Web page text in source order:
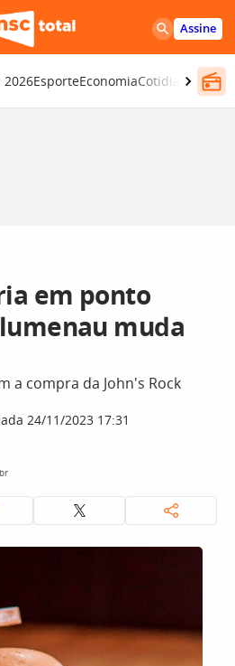
Assine
2026EsporteEconomiaCotidiano
em ponto
muda
a compra da John's Rock
24/11/2023 17:31